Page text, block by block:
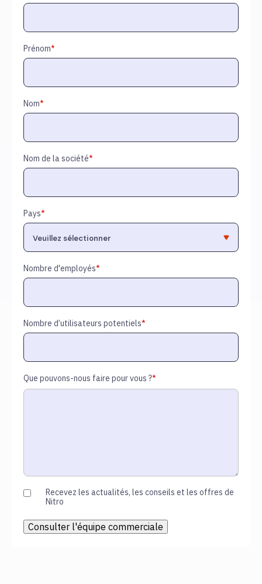
Prénom*
Nom*
Nom de la société*
Pays*
Nombre d'employés*
Nombre d’utilisateurs potentiels*
Que pouvons-nous faire pour vous ?*
Recevez les actualités, les conseils et les offres de
Nitro